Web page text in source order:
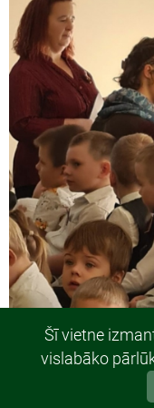
© 2019, Gulbenes
SIA
Šī vietne
vislabāko